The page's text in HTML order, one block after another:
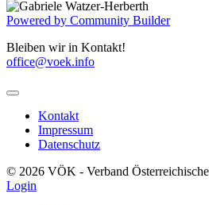
Powered by Community Builder
Bleiben wir in Kontakt!
office@voek.info
Kontakt
Impressum
Datenschutz
© 2026 VÖK - Verband
Login